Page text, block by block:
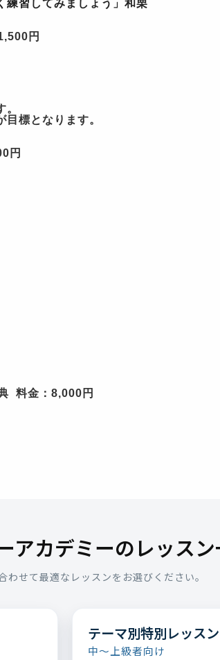
練習してみましょう」和栗
円
標となります。
円
料金：8,000円
アカデミーのレッス
わせて最適なレッスンをお選びください。
テーマ別特別レッスン
中～上級者向け